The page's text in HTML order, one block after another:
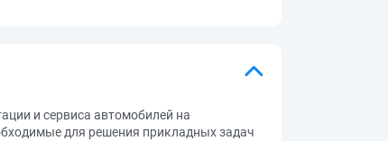
и сервиса автомобилей на
для решения прикладных задач